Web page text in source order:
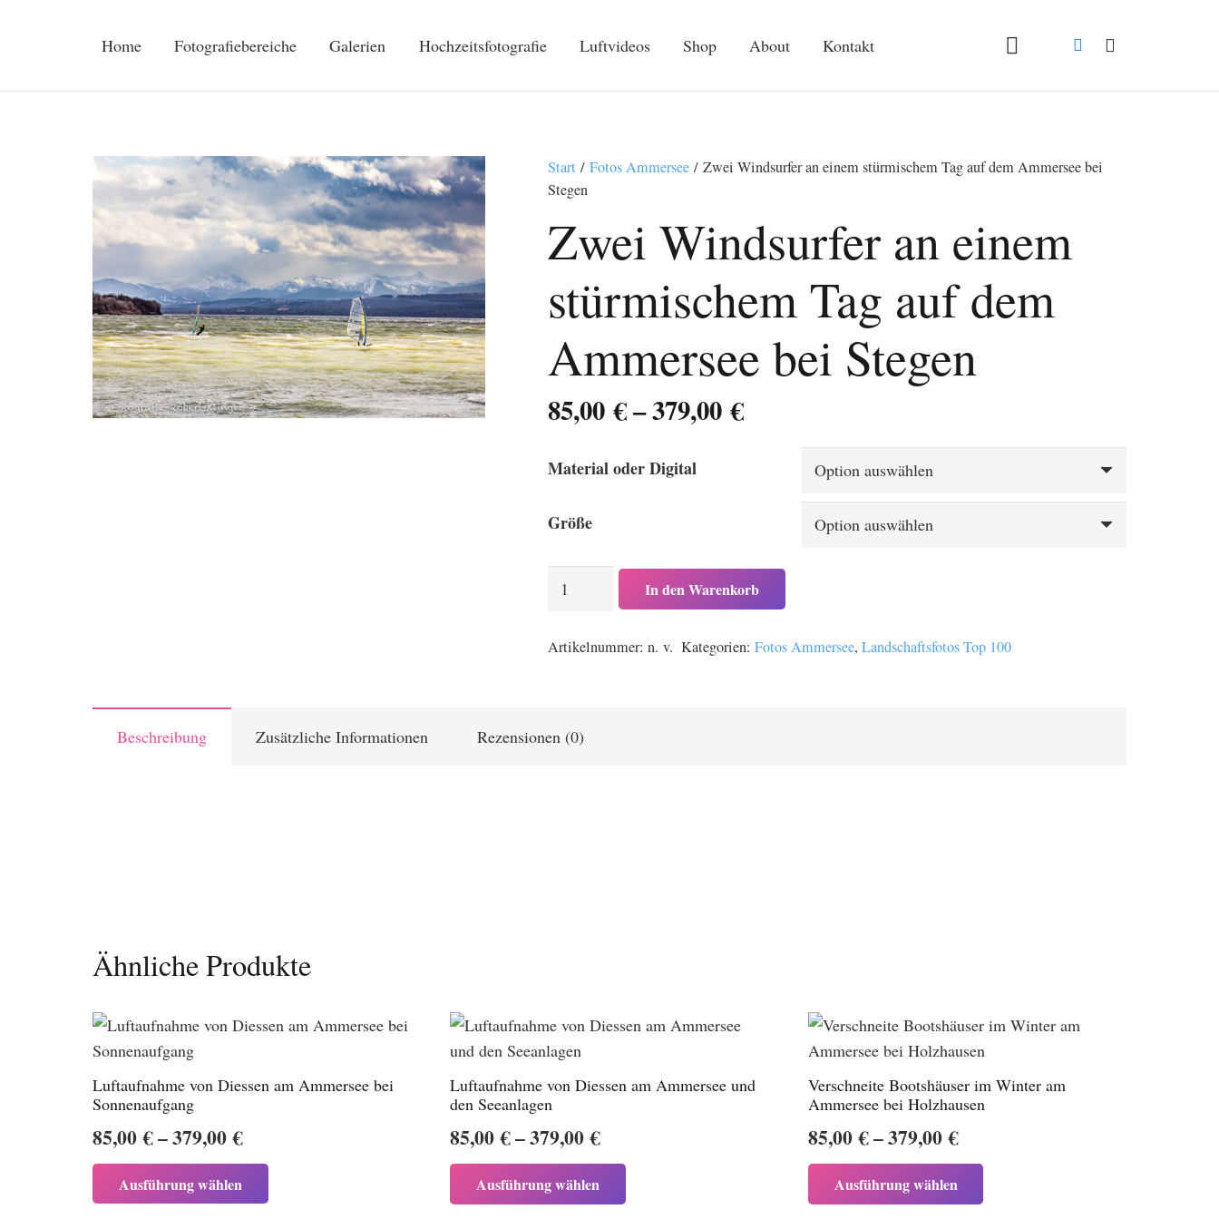
Home Fotografiebereiche Galerien Hochzeitsfotografie Luftvideos Shop About Kontakt
Start/ Fotos Ammersee/ Zwei Windsurfer an einem stürmischem Tag auf dem Ammersee bei
Stegen
Zwei Windsurfer an einem
stürmischem Tag auf dem
Ammersee bei Stegen
85,00€–379,00€Preisspanne:
379,00 €
Material oder Digital
Größe
Windsurfer
einem
auf
In den Warenkorb
Artikelnummer: n. v. Kategorien: Fotos Ammersee, Landschaftsfotos Top 100
Beschreibung Zusätzliche Informationen Rezensionen (0)
Ähnliche Produkte
Luftaufnahme von Diessen am Ammersee bei
Sonnenaufgang
85,00€–379,00€Preisspanne:
85,00 €
Ausführung wählen
Luftaufnahme von Diessen am Ammersee und
den Seeanlagen
85,00€–379,00€Preisspanne:
85,00 €
Ausführung wählen
Verschneite Bootshäuser im Winter am
Ammersee bei Holzhausen
85,00€–379,00€Preisspanne:
85,00 €
bis
Ausführung wählen